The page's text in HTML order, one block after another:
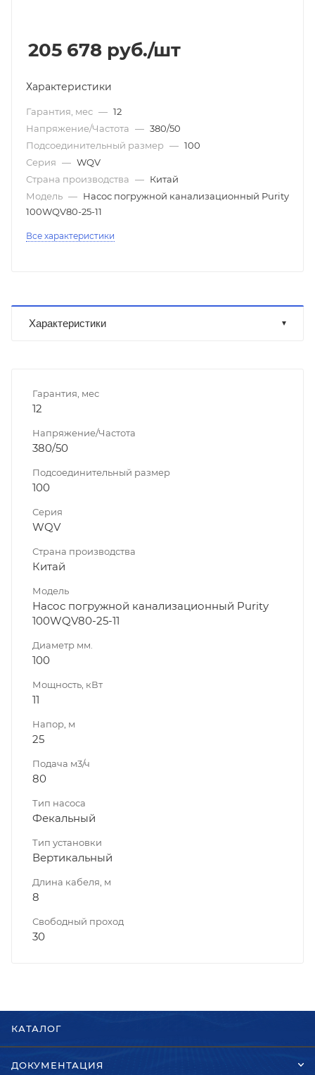
205 678 руб./шт
Характеристики
Гарантия, мес — 12
Напряжение/Частота — 380/50
Подсоединительный размер — 100
Серия — WQV
Страна производства — Китай
Модель — Насос погружной канализационный Purity
100WQV80-25-11
Все характеристики
Характеристики
Гарантия, мес
12
Напряжение/Частота
380/50
Подсоединительный размер
100
Серия
WQV
Страна производства
Китай
Модель
Насос погружной канализационный Purity
100WQV80-25-11
Диаметр мм.
100
Мощность, кВт
11
Напор, м
25
Подача м3/ч
80
Тип насоса
Фекальный
Тип установки
Вертикальный
Длина кабеля, м
8
Свободный проход
30
КАТАЛОГ
ДОКУМЕНТАЦИЯ